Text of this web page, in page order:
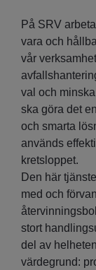
På SRV
vara och
vår
val och
ska göra det
och smarta
används
kretsloppet.
Den här
med och
stort
del av
värdegrund: